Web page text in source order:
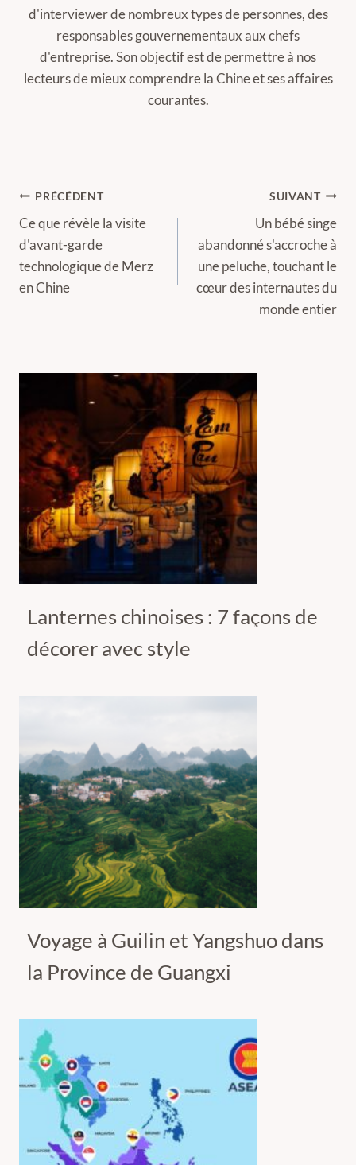
d'interviewer de nombreux types de personnes, des
responsables gouvernementaux aux chefs
d'entreprise. Son objectif est de permettre à nos
lecteurs de mieux comprendre la Chine et ses affaires
courantes.
Navigation
de
l’article
PRÉCÉDENT
Ce que révèle la visite
d'avant-garde
technologique de Merz
en Chine
SUIVANT
Un bébé singe
abandonné s'accroche à
une peluche, touchant le
cœur des internautes du
monde entier
Lanternes chinoises : 7 façons de
décorer avec style
Voyage à Guilin et Yangshuo dans
la Province de Guangxi